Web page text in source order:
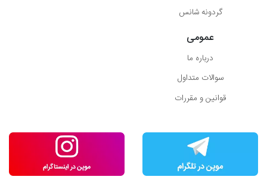
گردونه شانس
عمومی
درباره ما
سوالات متداول
قوانین و مقررات